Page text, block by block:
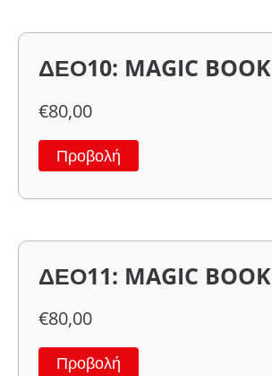
ΔΕΟ10: MAGIC BOOK
€80,00
Προβολή
ΔΕΟ11: MAGIC BOOK
€80,00
Προβολή